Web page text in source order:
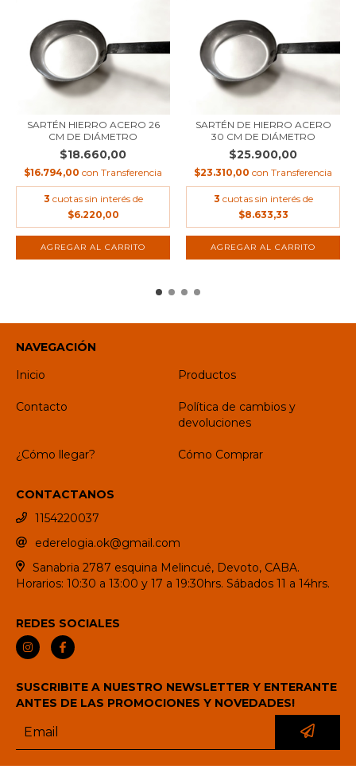
SARTÉN HIERRO ACERO 26
CM DE DIÁMETRO
$18.660,00
$16.794,00 con Transferencia
3 cuotas sin interés de
$6.220,00
SARTÉN DE HIERRO ACERO
30 CM DE DIÁMETRO
$25.900,00
$23.310,00 con Transferencia
3 cuotas sin interés de
$8.633,33
NAVEGACIÓN
Inicio
Productos
Contacto
Política de cambios y
devoluciones
¿Cómo llegar? Cómo Comprar
CONTACTANOS
1154220037
ederelogia.ok@gmail.com
Sanabria 2787 esquina Melincué, Devoto, CABA.
Horarios: 10:30 a 13:00 y 17 a 19:30hrs. Sábados 11 a 14hrs.
REDES SOCIALES
SUSCRIBITE A NUESTRO NEWSLETTER Y ENTERANTE
ANTES DE LAS PROMOCIONES Y NOVEDADES!